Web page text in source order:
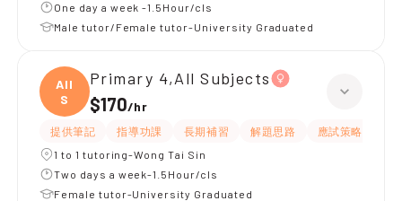
One day a week -1.5Hour/cls
Male tutor/Female tutor-University Graduated
All
S
Primary 4,All Subjects
$170/hr
提供筆記 指導功課 長期補習 解題思路 應試策略
1 to 1 tutoring-Wong Tai Sin
Two days a week-1.5Hour/cls
Female tutor-University Graduated